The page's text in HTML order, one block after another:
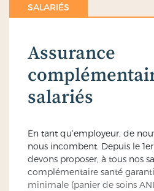
SALARIÉS
Assurance
salariés
En tant qu’employeur, de
nous incombent. Depuis le
devons proposer, à tous nos
complémentaire santé
minimale (panier de soins